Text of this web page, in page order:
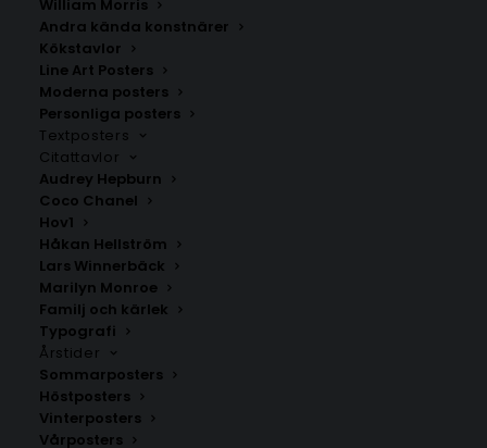
William Morris
Andra kända konstnärer
Kökstavlor
Line Art Posters
Moderna posters
Personliga posters
Textposters
Citattavlor
Audrey Hepburn
Coco Chanel
Hov1
Håkan Hellström
Lars Winnerbäck
Marilyn Monroe
Familj och kärlek
Typografi
Årstider
Sommarposters
Höstposters
Vinterposters
Vårposters
Du är världens bästa
mamma Poster